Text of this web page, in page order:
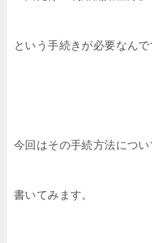
という手続きが必要なんで
今回はその手続方法につい
書いてみます。